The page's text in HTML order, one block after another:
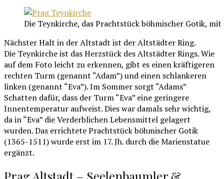
Die Teynkirche, das Prachtstück böhmischer Gotik,
Nächster Halt in der Altstadt ist der Altstädter Ring.
Die Teynkirche ist das Herzstück des Altstädter Rings. Wie
auf dem Foto leicht zu erkennen, gibt es einen kräftigeren
rechten Turm (genannt “Adam”) und einen schlankeren
linken (genannt “Eva”). Im Sommer sorgt “Adams”
Schatten dafür, dass der Turm “Eva” eine geringere
Innentemperatur aufweist. Dies war damals sehr wichtig,
da in “Eva” die Verderblichen Lebensmittel gelagert
wurden. Das errichtete Prachtstück böhmischer Gotik
(1365-1511) wurde erst im 17. Jh. durch die Marienstatue
ergänzt.